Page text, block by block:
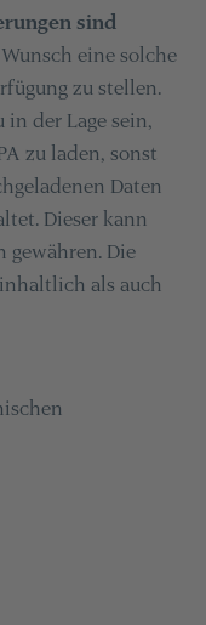
sind
eine solche
zu stellen.
der Lage sein,
zu laden, sonst
Daten
Dieser kann
gewähren. Die
als auch